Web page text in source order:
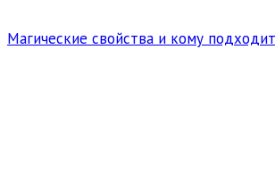
Магические свойства и кому